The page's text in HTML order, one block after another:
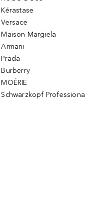
Kérastase
Versace
Maison Margiela
Armani
Prada
Burberry
MOÉRIE
Schwarzkopf Professional